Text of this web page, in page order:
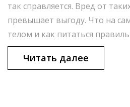
так справляется. Вред от
превышает выгоду. Что на
телом и как питаться
Читать далее